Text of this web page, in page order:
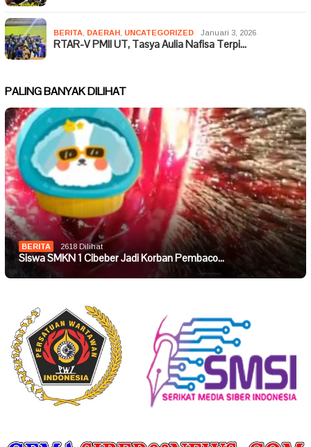
BERITA, DAERAH , UNCATEGORIZED Januari 3, 2026
RTAR-V PMII UT, Tasya Aulia Nafisa Terpi…
PALING BANYAK DILIHAT
BERITA 2618 Dilihat
Siswa SMKN 1 Cibeber Jadi Korban Pembaco…